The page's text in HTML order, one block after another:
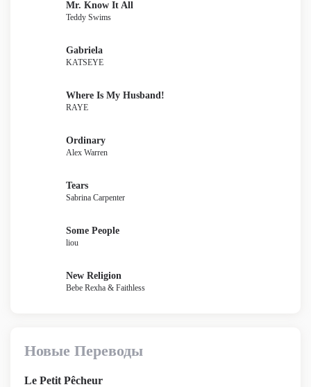
Mr. Know It All
Teddy Swims
Gabriela
KATSEYE
Where Is My Husband!
RAYE
Ordinary
Alex Warren
Tears
Sabrina Carpenter
Some People
liou
New Religion
Bebe Rexha & Faithless
Новые Переводы
Le Petit Pêcheur